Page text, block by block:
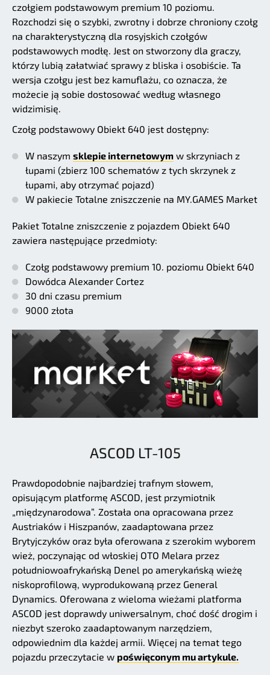
czołgiem podstawowym premium 10 poziomu.
Rozchodzi się o szybki, zwrotny i dobrze chroniony czołg
na charakterystyczną dla rosyjskich czołgów
podstawowych modłę. Jest on stworzony dla graczy,
którzy lubią załatwiać sprawy z bliska i osobiście. Ta
wersja czołgu jest bez kamuflażu, co oznacza, że
możecie ją sobie dostosować według własnego
widzimisię.
Czołg podstawowy Obiekt 640 jest dostępny:
W naszym sklepie internetowym w skrzyniach z
łupami (zbierz 100 schematów z tych skrzynek z
łupami, aby otrzymać pojazd)
W pakiecie Totalne zniszczenie na MY.GAMES Market
Pakiet Totalne zniszczenie z pojazdem Obiekt 640
zawiera następujące przedmioty:
Czołg podstawowy premium 10. poziomu Obiekt 640
Dowódca Alexander Cortez
30 dni czasu premium
9000 złota
ASCOD LT-105
Prawdopodobnie najbardziej trafnym słowem,
opisującym platformę ASCOD, jest przymiotnik
„międzynarodowa”. Została ona opracowana przez
Austriaków i Hiszpanów, zaadaptowana przez
Brytyjczyków oraz była oferowana z szerokim wyborem
wież, poczynając od włoskiej OTO Melara przez
południowoafrykańską Denel po amerykańską wieżę
niskoprofilową, wyprodukowaną przez General
Dynamics. Oferowana z wieloma wieżami platforma
ASCOD jest doprawdy uniwersalnym, choć dość drogim i
niezbyt szeroko zaadaptowanym narzędziem,
odpowiednim dla każdej armii. Więcej na temat tego
pojazdu przeczytacie w poświęconym mu artykule.